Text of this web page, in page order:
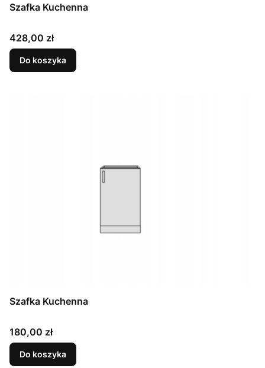
Szafka Kuchenna
Cena
428,00 zł
Do koszyka
Szafka Kuchenna
Cena
180,00 zł
Do koszyka